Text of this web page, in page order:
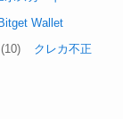
Bitget Wallet
(10)
クレカ不正